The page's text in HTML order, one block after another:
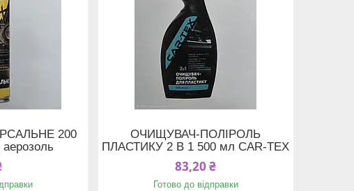
200
ОЧИЩУВАЧ-ПОЛІРОЛЬ
ПЛАСТИКУ 2 В 1 500 мл CAR-TEX
83,20 ₴
Готово до відправки